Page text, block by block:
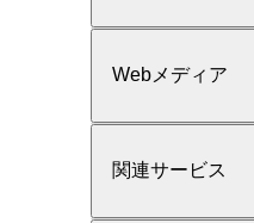
Webメディア
関連サービス